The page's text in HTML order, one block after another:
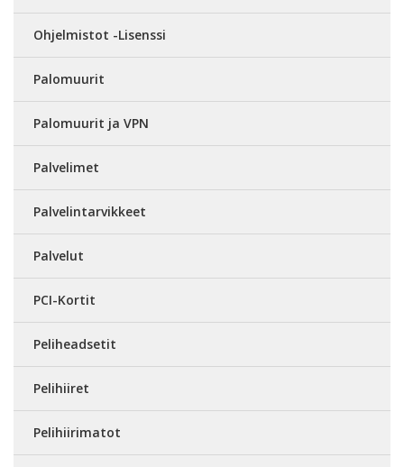
Ohjelmistot -Lisenssi
Palomuurit
Palomuurit ja VPN
Palvelimet
Palvelintarvikkeet
Palvelut
PCI-Kortit
Peliheadsetit
Pelihiiret
Pelihiirimatot